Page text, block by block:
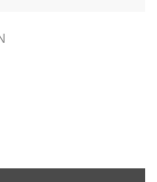
此值，通径大于15mm